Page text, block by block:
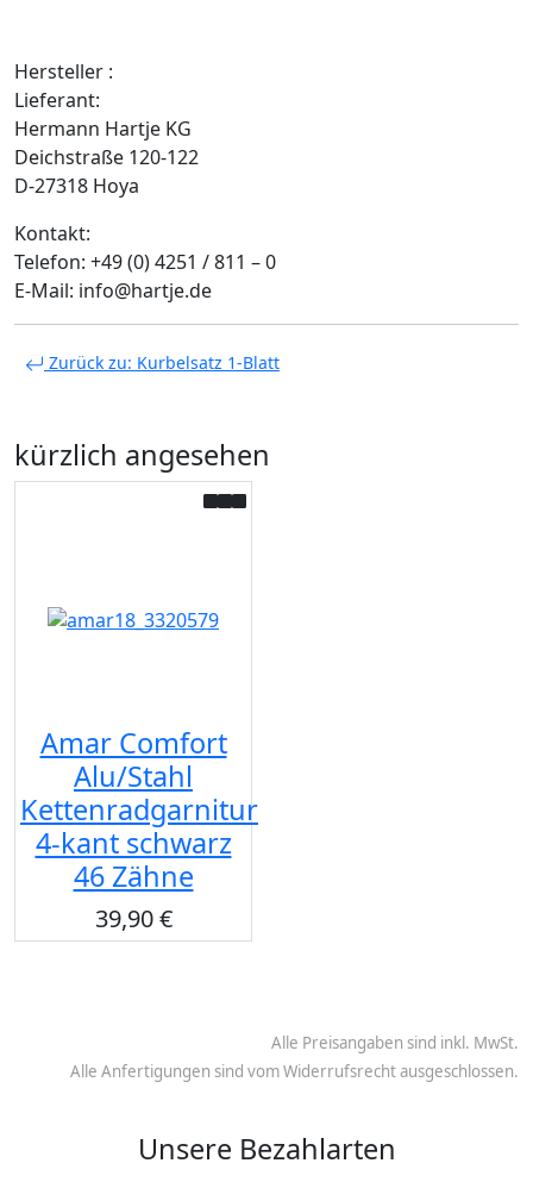
Hersteller :
Lieferant:
Hermann Hartje KG
Deichstraße 120-122
D-27318 Hoya
Kontakt:
Telefon: +49 (0) 4251 / 811 – 0
E-Mail: info@hartje.de
Zurück zu: Kurbelsatz 1-Blatt
kürzlich angesehen
Amar Comfort
Alu/Stahl
Kettenradgarnitur
4-kant schwarz
46 Zähne
39,90 €
Alle Preisangaben sind inkl. MwSt.
Alle Anfertigungen sind vom Widerrufsrecht ausgeschlossen.
Unsere Bezahlarten